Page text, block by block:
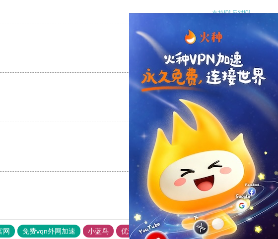
支持[0] 反对[0]
支持[0] 反对
支持
支持 反对 [0]
网 免费vqn外网加速 小蓝鸟 优途加速器官网 风驰加速器 旋风加速器